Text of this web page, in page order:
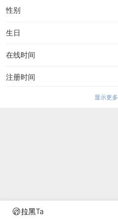
拉黑Ta
性别
生日
在线时间
注册时间
显示更多